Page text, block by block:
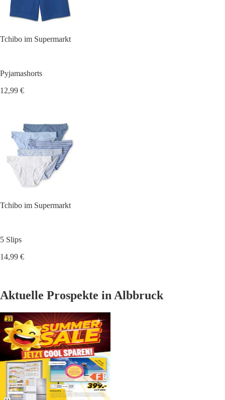
Tchibo im Supermarkt
Pyjamashorts
12,99 €
Tchibo im Supermarkt
5 Slips
14,99 €
Aktuelle Prospekte in Albbruck